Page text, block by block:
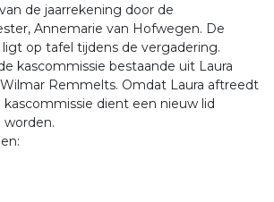
de jaarrekening door de
Annemarie van Hofwegen. De
ligt op tafel tijdens de vergadering.
kascommissie bestaande uit Laura
Remmelts. Omdat Laura aftreedt
kascommissie dient een nieuw lid